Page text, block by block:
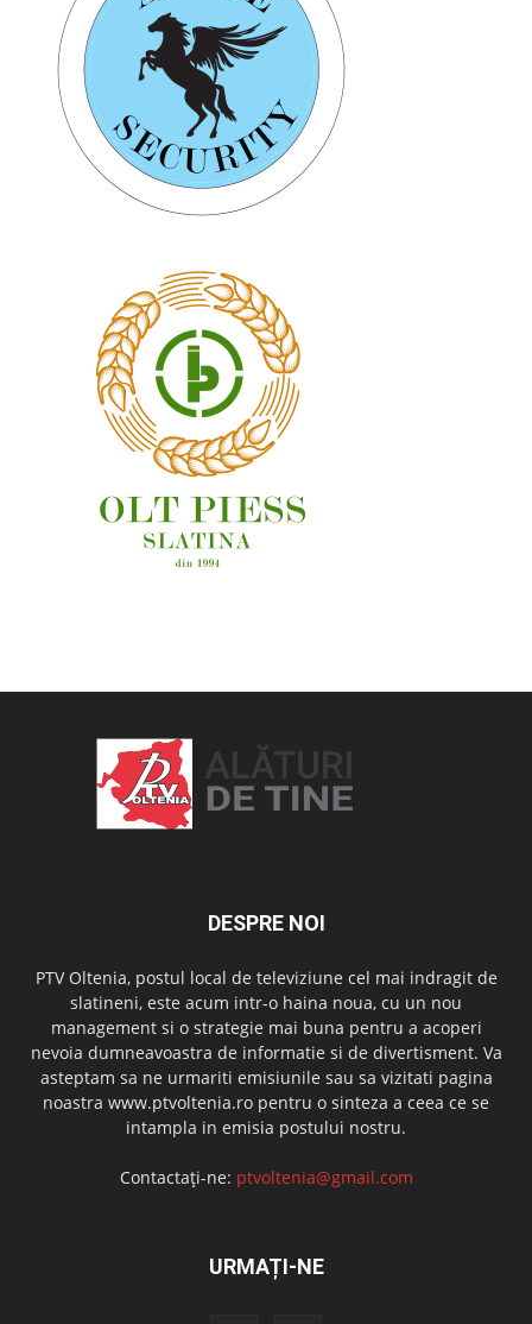
DESPRE NOI
PTV Oltenia, postul local de televiziune cel mai indragit de
slatineni, este acum intr-o haina noua, cu un nou
management si o strategie mai buna pentru a acoperi
nevoia dumneavoastra de informatie si de divertisment. Va
asteptam sa ne urmariti emisiunile sau sa vizitati pagina
noastra www.ptvoltenia.ro pentru o sinteza a ceea ce se
intampla in emisia postului nostru.
Contactați-ne: ptvoltenia@gmail.com
URMAȚI-NE